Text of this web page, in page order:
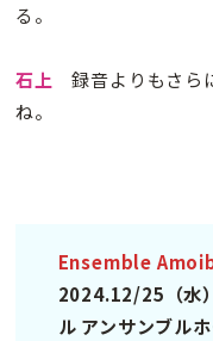
る。
石上
録音よりもさら
ね。
Ensemble
2024.12/25（水
ル アンサンブル